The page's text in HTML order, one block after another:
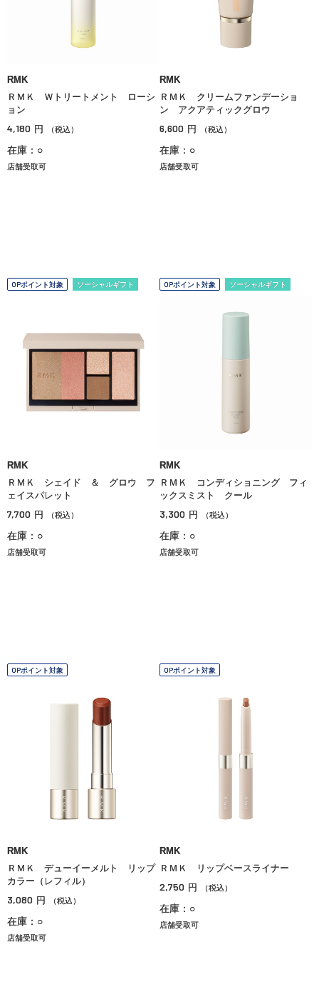
RMK
ＲＭＫ Ｗトリートメント ローシ
ョン
4,180 円 （税込）
在庫：○
店舗受取可
RMK
ＲＭＫ クリームファンデーショ
ン アクアティックグロウ
6,600 円 （税込）
在庫：○
店舗受取可
OPポイント対象 ソーシャルギフト
RMK
ＲＭＫ シェイド ＆ グロウ フ
ェイスパレット
7,700 円 （税込）
在庫：○
店舗受取可
OPポイント対象 ソーシャルギフト
RMK
ＲＭＫ コンディショニング フィ
ックスミスト クール
3,300 円 （税込）
在庫：○
店舗受取可
OPポイント対象
RMK
ＲＭＫ デューイーメルト リップ
カラー（レフィル）
3,080 円 （税込）
在庫：○
店舗受取可
OPポイント対象
RMK
ＲＭＫ リップベースライナー
2,750 円 （税込）
在庫：○
店舗受取可